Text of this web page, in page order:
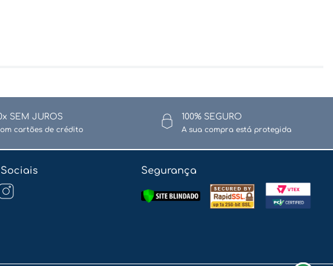
SEM JUROS
cartões de crédito
100% SEGURO
A sua compra está protegida
Segurança